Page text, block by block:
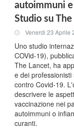
autoimmuni
Studio su
Venerdi 23 Aprile
Uno studio
COVid-19),
The Lancet, ha
e dei
contro Covid-19.
descrivere le
vaccinazione nei
autoimmuni o
curanti.